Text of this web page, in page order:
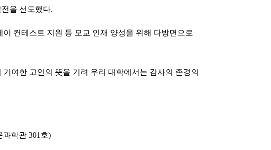
을 선도했다.
컨테스트 지원 등 모교 인재 양성을 위해 다방면으로
여한 고인의 뜻을 기려 우리 대학에서는 감사의 존경의
과학관 301호)